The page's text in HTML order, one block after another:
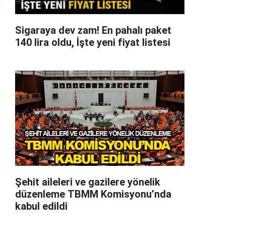
Sigaraya dev zam! En pahalı paket
140 lira oldu, İşte yeni fiyat listesi
Şehit aileleri ve gazilere yönelik
düzenleme TBMM Komisyonu’nda
kabul edildi